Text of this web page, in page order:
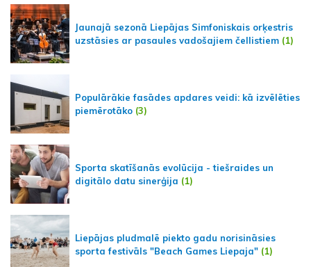
Jaunajā sezonā Liepājas Simfoniskais orķestris
uzstāsies ar pasaules vadošajiem čellistiem (1)
Populārākie fasādes apdares veidi: kā izvēlēties
piemērotāko (3)
Sporta skatīšanās evolūcija - tiešraides un
digitālo datu sinerģija (1)
Liepājas pludmalē piekto gadu norisināsies
sporta festivāls "Beach Games Liepaja" (1)